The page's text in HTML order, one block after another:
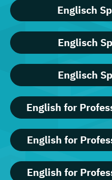
Englisch
Englisch
Englisch
English for
English for
English for